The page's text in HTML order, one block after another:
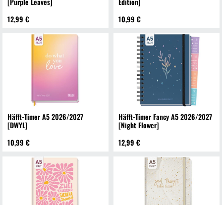
12,99 €
10,99 €
Häfft-Timer A5 2026/2027
[DWYL]
10,99 €
Häfft-Timer Fancy A5 2026/2027
[Night Flower]
12,99 €